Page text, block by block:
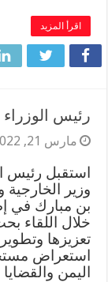
اقرأ المزيد
رئيس الوزراء
مارس 21, 2022
استقبل رئيس
وزير
بن مبارك في
خلال اللقاء
تعزيزها
استعراض
اليمن